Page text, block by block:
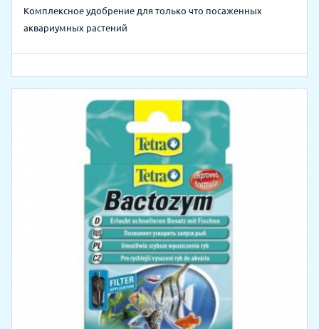
Комплексное удобрение для только что посаженных
аквариумных растений